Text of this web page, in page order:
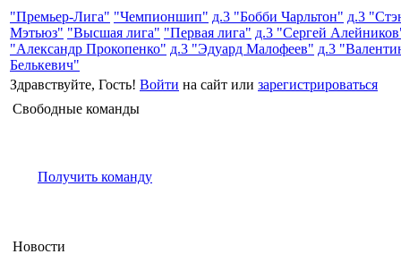
"Премьер-Лига" "Чемпионшип" д.3 "Бобби Чарльтон" д.3
Мэтьюз" "Высшая лига" "Первая лига" д.3 "Сергей
"Александр Прокопенко" д.3 "Эдуард Малофеев" д.3
Белькевич"
Здравствуйте, Гость! Войти на сайт или зарегистрироваться
Свободные команды
Получить команду
Новости